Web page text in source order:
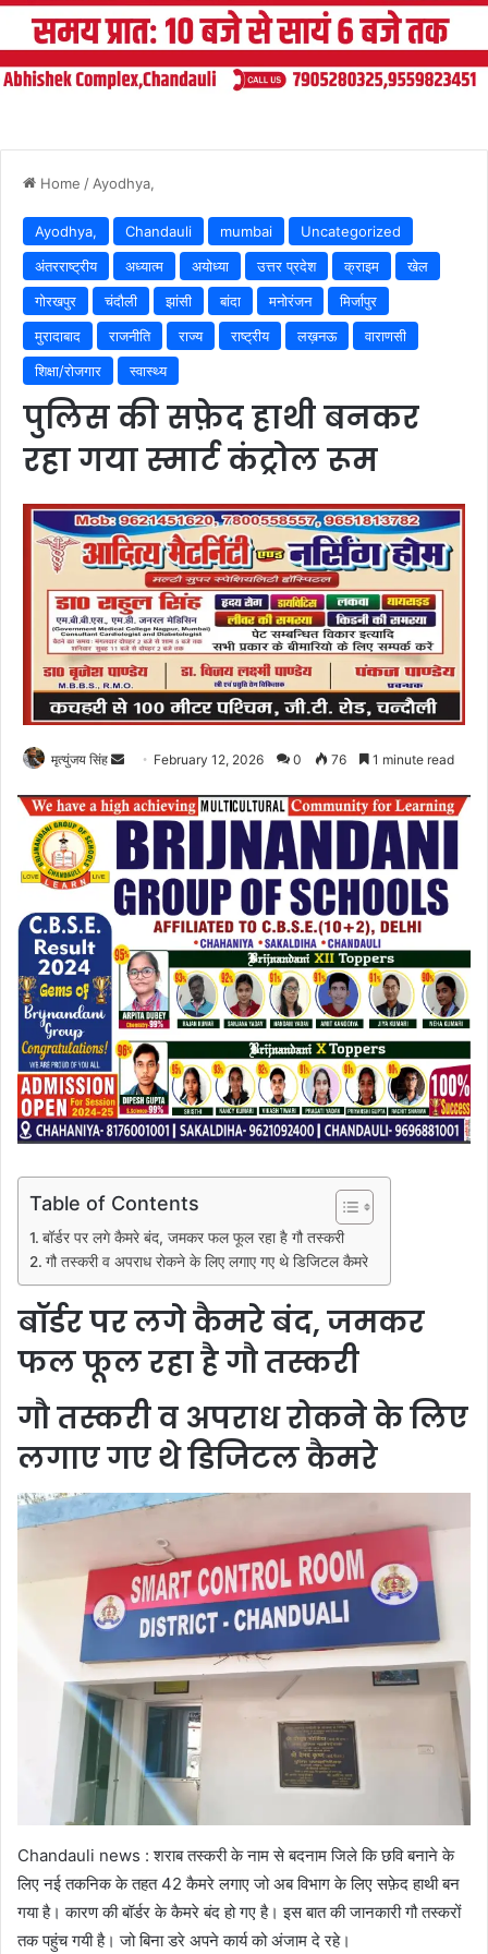
Home / Ayodhya,
Ayodhya, Chandauli mumbai
Uncategorized
अंतरराष्ट्रीय
अध्यात्म अयोध्या उत्तर प्रदेश क्राइम
खेल
गोरखपुर
चंदौली झांसी बांदा मनोरंजन
मिर्जापुर
मुरादाबाद
राजनीति राज्य राष्ट्रीय लख़नऊ
वाराणसी
शिक्षा/रोजगार
स्वास्थ्य
पुलिस की सफ़ेद हाथी बनकर
रहा गया स्मार्ट कंट्रोल रूम
मृत्युंजय सिंह
Send
email
February 12, 2026 0 76 1 minute read
Table of Contents
बॉर्डर पर लगे कैमरे बंद, जमकर फल फूल रहा है गौ तस्करी
गौ तस्करी व अपराध रोकने के लिए लगाए गए थे डिजिटल कैमरे
बॉर्डर पर लगे कैमरे बंद, जमकर
फल फूल रहा है गौ तस्करी
गौ तस्करी व अपराध रोकने के लिए
लगाए गए थे डिजिटल कैमरे
Chandauli news : शराब तस्करी के नाम से बदनाम जिले कि छवि बनाने के
लिए नई तकनिक के तहत 42 कैमरे लगाए जो अब विभाग के लिए सफ़ेद हाथी बन
गया है। कारण की बॉर्डर के कैमरे बंद हो गए है। इस बात की जानकारी गौ तस्करों
तक पहुंच गयी है। जो बिना डरे अपने कार्य को अंजाम दे रहे।